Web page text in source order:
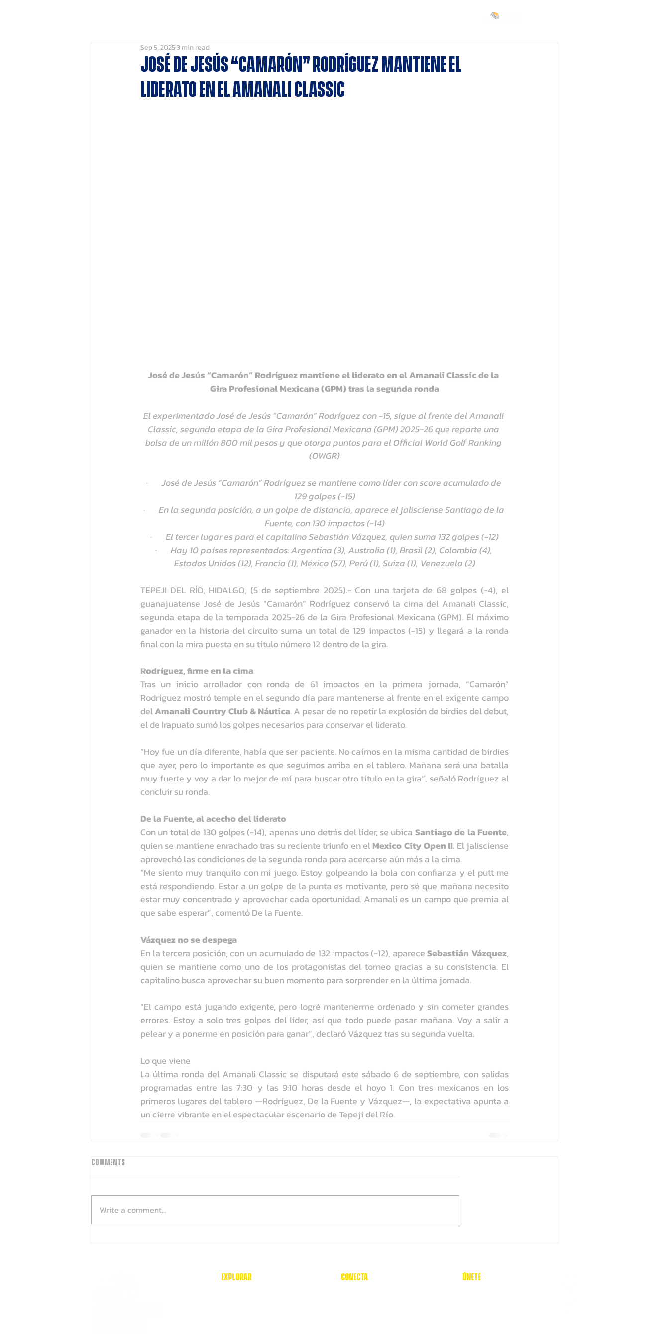
José de Jesús “Camarón” Rodríguez mantiene el
liderato en el Amanali Classic
Sep 5, 20253 min read
José de Jesús “Camarón” Rodríguez mantiene el liderato en el Amanali Classic de la
Gira Profesional Mexicana (GPM) tras la segunda ronda
El experimentado José de Jesús “Camarón” Rodríguez con -15, sigue al frente del Amanali
Classic, segunda etapa de la Gira Profesional Mexicana (GPM) 2025-26 que reparte una
bolsa de un millón 800 mil pesos y que otorga puntos para el Official World Golf Ranking
(OWGR)
· José de Jesús “Camarón” Rodríguez se mantiene como líder con score acumulado de
129 golpes (-15)
· En la segunda posición, a un golpe de distancia, aparece el jalisciense Santiago de la
Fuente, con 130 impactos (-14)
· El tercer lugar es para el capitalino Sebastián Vázquez, quien suma 132 golpes (-12)
· Hay 10 países representados: Argentina (3), Australia (1), Brasil (2), Colombia (4),
Estados Unidos (12), Francia (1), México (57), Perú (1), Suiza (1), Venezuela (2)
TEPEJI DEL RÍO, HIDALGO, (5 de septiembre 2025).- Con una tarjeta de 68 golpes (-4), el
guanajuatense José de Jesús “Camarón” Rodríguez conservó la cima del Amanali Classic,
segunda etapa de la temporada 2025-26 de la Gira Profesional Mexicana (GPM). El máximo
ganador en la historia del circuito suma un total de 129 impactos (-15) y llegará a la ronda
final con la mira puesta en su título número 12 dentro de la gira.
Rodríguez, firme en la cima
Tras un inicio arrollador con ronda de 61 impactos en la primera jornada, “Camarón”
Rodríguez mostró temple en el segundo día para mantenerse al frente en el exigente campo
del Amanali Country Club & Náutica. A pesar de no repetir la explosión de birdies del debut,
el de Irapuato sumó los golpes necesarios para conservar el liderato.
“Hoy fue un día diferente, había que ser paciente. No caímos en la misma cantidad de birdies
que ayer, pero lo importante es que seguimos arriba en el tablero. Mañana será una batalla
muy fuerte y voy a dar lo mejor de mí para buscar otro título en la gira”, señaló Rodríguez al
concluir su ronda.
De la Fuente, al acecho del liderato
Con un total de 130 golpes (-14), apenas uno detrás del líder, se ubica Santiago de la Fuente,
quien se mantiene enrachado tras su reciente triunfo en el Mexico City Open II. El jalisciense
aprovechó las condiciones de la segunda ronda para acercarse aún más a la cima.
“Me siento muy tranquilo con mi juego. Estoy golpeando la bola con confianza y el putt me
está respondiendo. Estar a un golpe de la punta es motivante, pero sé que mañana necesito
estar muy concentrado y aprovechar cada oportunidad. Amanali es un campo que premia al
que sabe esperar”, comentó De la Fuente.
Vázquez no se despega
En la tercera posición, con un acumulado de 132 impactos (-12), aparece Sebastián Vázquez,
quien se mantiene como uno de los protagonistas del torneo gracias a su consistencia. El
capitalino busca aprovechar su buen momento para sorprender en la última jornada.
“El campo está jugando exigente, pero logré mantenerme ordenado y sin cometer grandes
errores. Estoy a solo tres golpes del líder, así que todo puede pasar mañana. Voy a salir a
pelear y a ponerme en posición para ganar”, declaró Vázquez tras su segunda vuelta.
Lo que viene
La última ronda del Amanali Classic se disputará este sábado 6 de septiembre, con salidas
programadas entre las 7:30 y las 9:10 horas desde el hoyo 1. Con tres mexicanos en los
primeros lugares del tablero —Rodríguez, De la Fuente y Vázquez—, la expectativa apunta a
un cierre vibrante en el espectacular escenario de Tepeji del Río.
Comments
Write a comment...
Explorar
Conecta
​Únete